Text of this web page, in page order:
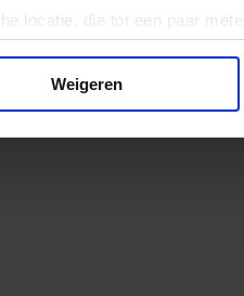
locatie, die tot een paar
scannen op specifieke
verwerkt en stel uw
personaliseren, om
over uw gebruik van
deze gegevens
uw gebruik van hun services.
Weigeren